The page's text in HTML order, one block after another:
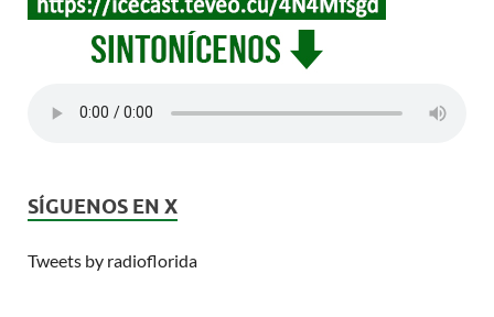
SÍGUENOS EN X
Tweets by radioflorida